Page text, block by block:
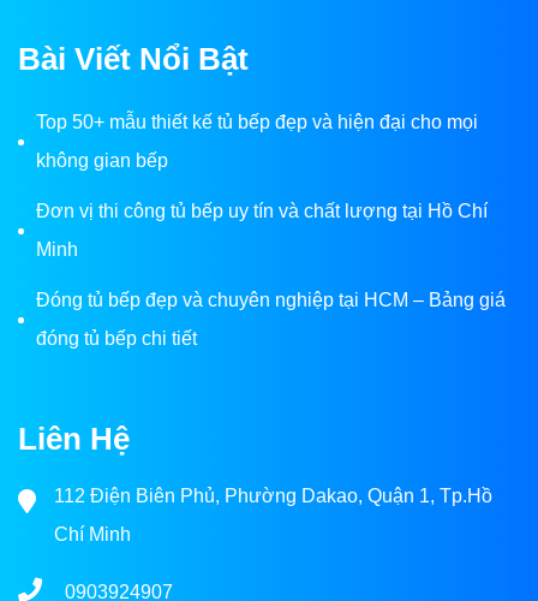
Bài Viết Nổi Bật
Top 50+ mẫu thiết kế tủ bếp đẹp và hiện đại cho mọi
không gian bếp
Đơn vị thi công tủ bếp uy tín và chất lượng tại Hồ Chí
Minh
Đóng tủ bếp đẹp và chuyên nghiệp tại HCM – Bảng giá
đóng tủ bếp chi tiết
Liên Hệ
112 Điện Biên Phủ, Phường Dakao, Quận 1, Tp.Hồ
Chí Minh
0903924907